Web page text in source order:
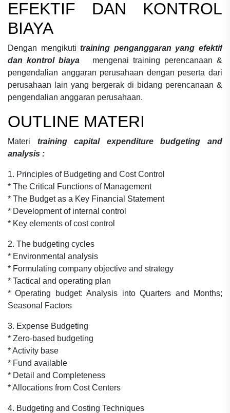
EFEKTIF DAN KONTROL
BIAYA
Dengan mengikuti training penganggaran yang efektif
dan kontrol biaya
mengenai training perencanaan &
pengendalian anggaran perusahaan dengan peserta dari
perusahaan lain yang bergerak di bidang perencanaan &
pengendalian anggaran perusahaan.
OUTLINE MATERI
Materi training capital expenditure budgeting and
analysis :
1. Principles of Budgeting and Cost Control
* The Critical Functions of Management
* The Budget as a Key Financial Statement
* Development of internal control
* Key elements of cost control
2. The budgeting cycles
* Environmental analysis
* Formulating company objective and strategy
* Tactical and operating plan
* Operating budget: Analysis into Quarters and Months;
Seasonal Factors
3. Expense Budgeting
* Zero-based budgeting
* Activity base
* Fund available
* Detail and Completeness
* Allocations from Cost Centers
4. Budgeting and Costing Techniques